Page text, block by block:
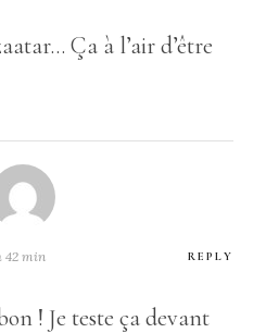
Ça à l’air d’être
42 min REPLY
! Je teste ça devant